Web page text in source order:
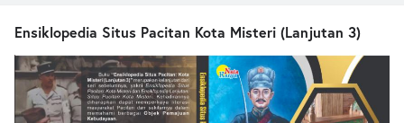
Ensiklopedia Situs Pacitan Kota Misteri (Lanjutan 3)